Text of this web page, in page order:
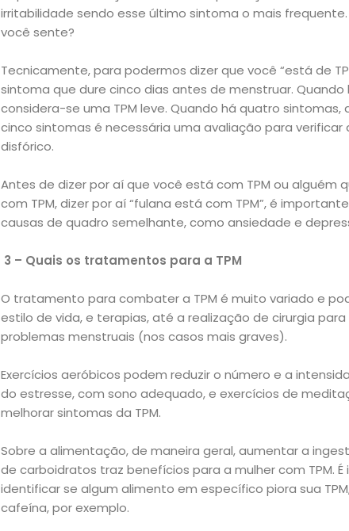
Início
Academia
Beleza
Bora
lá!
Casa
e
Decoração
Exclusiva
Homem
irritabilidade sendo esse último sintoma o mais
você sente?
Tecnicamente, para podermos dizer que você “está de
sintoma que dure cinco dias antes de menstruar.
considera-se uma TPM leve. Quando há quatro sintomas,
cinco sintomas é necessária uma avaliação para
disfórico.
Antes de dizer por aí que você está com TPM ou alguém
com TPM, dizer por aí “fulana está com TPM”, é
causas de quadro semelhante, como ansiedade e
3 – Quais os tratamentos para a TPM
O tratamento para combater a TPM é muito variado e
estilo de vida, e terapias, até a realização de cirurgia
problemas menstruais (nos casos mais graves).
Exercícios aeróbicos podem reduzir o número e a
do estresse, com sono adequado, e exercícios de
melhorar sintomas da TPM.
Sobre a alimentação, de maneira geral, aumentar a
de carboidratos traz benefícios para a mulher com TPM.
identificar se algum alimento em específico piora sua
cafeína, por exemplo.